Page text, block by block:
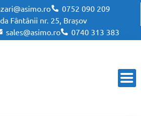
0752 090 209
Fântânii nr. 25, Brașov
sales@asimo.ro 0740 313 383